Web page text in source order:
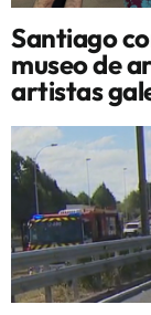
Santiago
museo de
artistas